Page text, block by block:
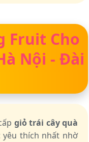
Fruit Cho
Nội - Đài
giỏ trái cây quà
thích nhất nhờ